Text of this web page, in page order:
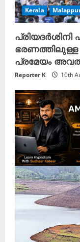
Kerala
പ്രിയദർശിനി
പ്രമേയം
Reporter K 10th